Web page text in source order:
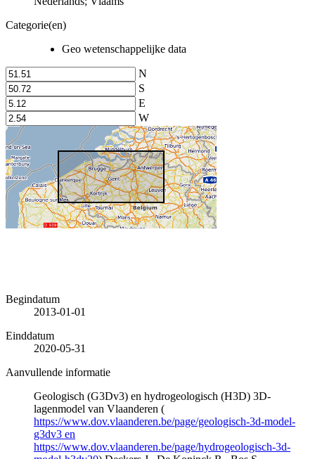
Categorie(en)
Geo wetenschappelijke data
N
S
E
W
Begindatum
2013-01-01
Einddatum
2020-05-31
Aanvullende informatie
Geologisch (G3Dv3) en hydrogeologisch (H3D) 3D-
lagenmodel van Vlaanderen (
https://www.dov.vlaanderen.be/page/geologisch-3d-model-
g3dv3 en
https://www.dov.vlaanderen.be/page/hydrogeologisch-3d-